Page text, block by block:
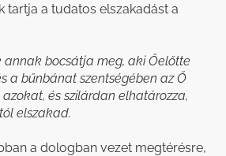
tartja a tudatos elszakadást a
annak bocsátja meg, aki Őelőtte
a bűnbánat szentségében az Ő
és szilárdan elhatározza,
elszakad.
a dologban vezet megtérésre,